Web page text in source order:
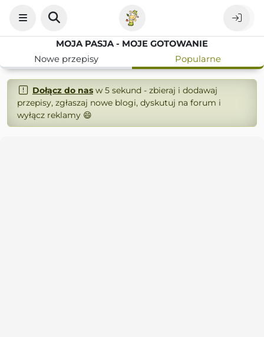
MOJA PASJA - MOJE GOTOWANIE
Nowe przepisy
Popularne
Dołącz do nasw 5 sekund - zbieraj i dodawaj
przepisy, zgłaszaj nowe blogi, dyskutuj na forum i
wyłącz reklamy 😄